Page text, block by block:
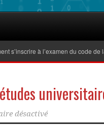
à l’examen du code de la
désactivé